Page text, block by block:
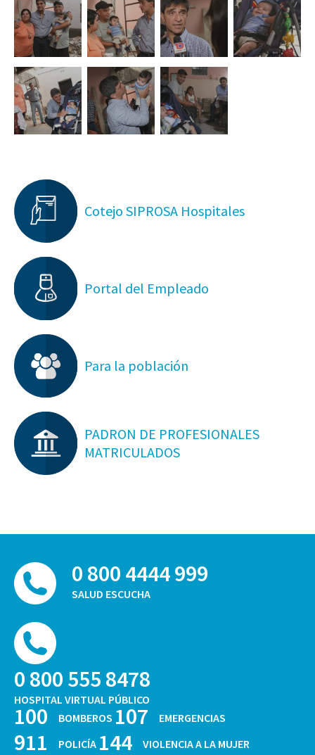
Cotejo SIPROSA Hospitales
Portal del Empleado
Para la población
PADRON DE PROFESIONALES
MATRICULADOS
0 800 4444 999
SALUD ESCUCHA
0 800 555 8478
HOSPITAL VIRTUAL PÚBLICO
100 BOMBEROS 107 EMERGENCIAS
911 POLICÍA 144 VIOLENCIA A LA MUJER